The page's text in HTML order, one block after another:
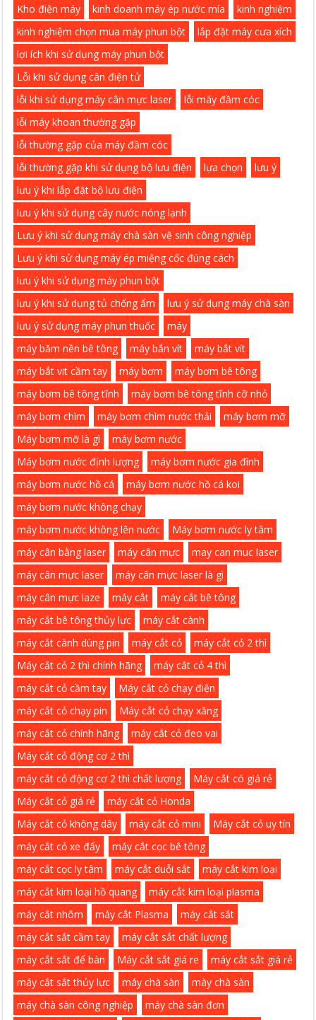
Kho điện máy kinh doanh máy ép nước mía
kinh nghiệm
kinh nghiệm chọn mua máy phun bột
lắp đặt máy cưa xích
lợi ích khi sử dụng máy phun bột
Lỗi khi sử dụng cân điện tử
lỗi khi sử dụng máy cân mực laser
lỗi máy đầm cóc
lỗi máy khoan thường gặp
lỗi thường gặp của máy đầm cóc
lỗi thường gặp khi sử dụng bộ lưu điện
lựa chọn
lưu ý
lưu ý khi lắp đặt bộ lưu điện
lưu ý khi sử dụng cây nước nóng lạnh
Lưu ý khi sử dụng máy chà sàn vệ sinh công nghiệp
Lưu ý khi sử dụng máy ép miệng cốc đúng cách
lưu ý khi sử dụng máy phun bột
lưu ý khi sử dụng tủ chống ẩm
lưu ý sử dụng máy chà sàn
lưu ý sử dụng máy phun thuốc
máy
máy băm nền bê tông
máy bắn vít
máy bắt vít
máy bắt vit cầm tay
máy bơm
máy bơm bê tông
máy bơm bê tông tĩnh
máy bơm bê tông tĩnh cỡ nhỏ
máy bơm chìm
máy bơm chìm nước thải
máy bơm mỡ
Máy bơm mỡ là gì
máy bơm nước
Máy bơm nước định lượng
máy bơm nước gia đình
máy bơm nước hồ cá
máy bơm nước hồ cá koi
máy bơm nước không chạy
máy bơm nước không lên nước
Máy bơm nước ly tâm
máy cân bằng laser
máy cân mực
may can muc laser
máy cân mực laser
máy cân mực laser là gì
máy cân mực laze
máy cắt
máy cắt bê tông
máy cắt bê tông thủy lực
máy cắt cành
máy cắt cành dùng pin
máy cắt cỏ
máy cắt cỏ 2 thì
Máy cắt cỏ 2 thì chính hãng
máy cắt cỏ 4 thì
máy cắt cỏ cầm tay
Máy cắt cỏ chạy điện
máy cắt cỏ chạy pin
Máy cắt cỏ chạy xăng
máy cắt cỏ chính hãng
máy cắt cỏ đeo vai
Máy cắt cỏ động cơ 2 thì
máy cắt cỏ động cơ 2 thì chất lượng
Máy cắt có giá rẻ
Máy cắt cỏ giá rẻ
máy cắt cỏ Honda
Máy cắt cỏ không dây
máy cắt cỏ mini
Máy cắt cỏ uy tín
máy cắt cỏ xe đẩy
máy cắt cọc bê tông
máy cắt cọc ly tâm
máy cắt duỗi sắt
máy cắt kim loại
máy cắt kim loại hồ quang
máy cắt kim loại plasma
máy cắt nhôm
máy cắt Plasma
máy cắt sắt
máy cắt sắt cầm tay
máy cắt sắt chất lượng
máy cắt sắt để bàn
Máy cắt sắt giá re
máy cắt sắt giá rẻ
máy cắt sắt thủy lực
máy chà sàn
mày chà sàn
máy chà sàn công nghiệp
máy chà sàn đơn